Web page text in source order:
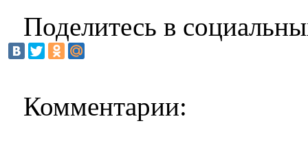
Поделитесь в
Комментарии: